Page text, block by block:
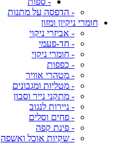
- הדפסה על מתנות
חומרי ניקיון ומזון
- אביזרי ניקוי
- חד-פעמי
- חומרי ניקוי
- כפפות
- מטהרי אוויר
- מטליות ומגבונים
- מתקני נייר וסבון
- ניירות לנגוב
- פחים וסלים
- פינת קפה
- שקיות אוכל ואשפה